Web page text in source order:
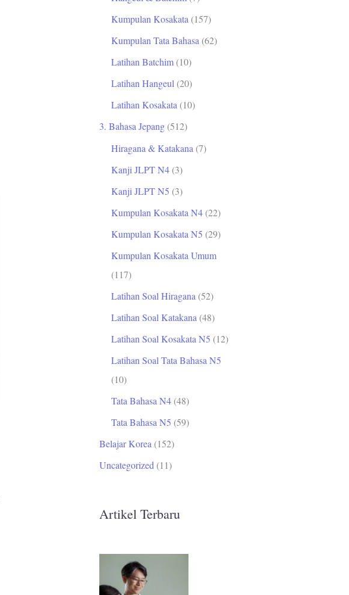
Kumpulan Kosakata (157)
Kumpulan Tata Bahasa (62)
Latihan Batchim (10)
Latihan Hangeul (20)
Latihan Kosakata (10)
3. Bahasa Jepang (512)
Hiragana & Katakana (7)
Kanji JLPT N4 (3)
Kanji JLPT N5 (3)
Kumpulan Kosakata N4 (22)
Kumpulan Kosakata N5 (29)
Kumpulan Kosakata Umum
(117)
Latihan Soal Hiragana (52)
Latihan Soal Katakana (48)
Latihan Soal Kosakata N5 (12)
Latihan Soal Tata Bahasa N5
(10)
Tata Bahasa N4 (48)
Tata Bahasa N5 (59)
Belajar Korea (152)
Uncategorized (11)
Artikel Terbaru